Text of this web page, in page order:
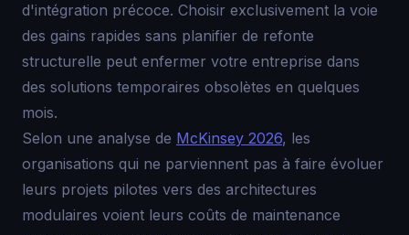
d'intégration précoce. Choisir exclusivement la voie
des gains rapides sans planifier de refonte
structurelle peut enfermer votre entreprise dans
des solutions temporaires obsolètes en quelques
mois.
Selon une analyse de McKinsey 2026, les
organisations qui ne parviennent pas à faire évoluer
leurs projets pilotes vers des architectures
modulaires voient leurs coûts de maintenance